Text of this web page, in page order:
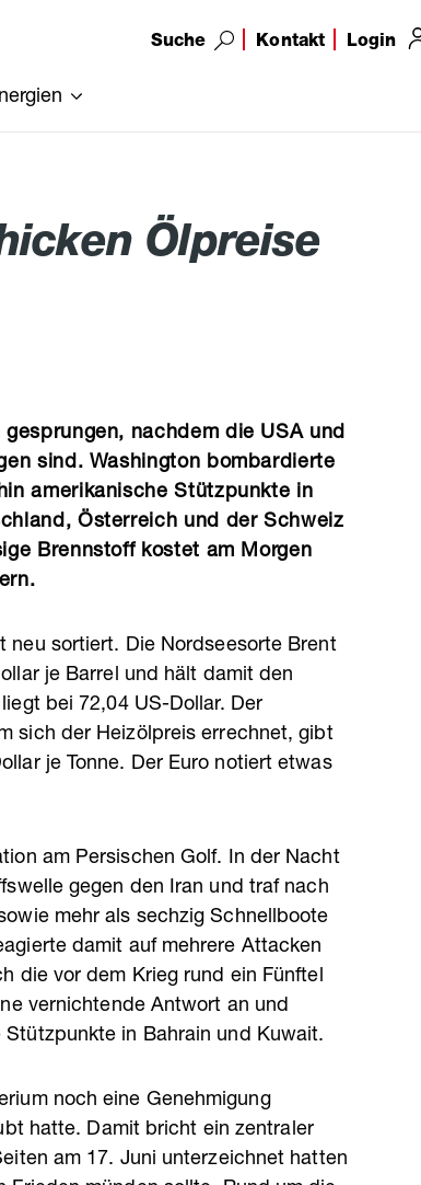
Übersicht
AGB
Suche Kontakt Login
Ölpreise
nachdem die USA und
sind. Washington bombardierte
amerikanische Stützpunkte in
Österreich und der Schweiz
Brennstoff kostet am Morgen
neu sortiert. Die Nordseesorte Brent
je Barrel und hält damit den
bei 72,04 US-Dollar. Der
sich der Heizölpreis errechnet, gibt
je Tonne. Der Euro notiert etwas
am Persischen Golf. In der Nacht
gegen den Iran und traf nach
mehr als sechzig Schnellboote
damit auf mehrere Attacken
die vor dem Krieg rund ein Fünftel
vernichtende Antwort an und
in Bahrain und Kuwait.
noch eine Genehmigung
hatte. Damit bricht ein zentraler
am 17. Juni unterzeichnet hatten